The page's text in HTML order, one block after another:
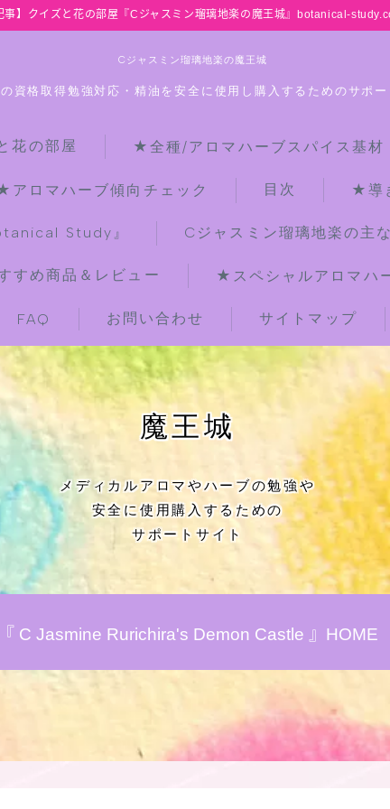
事】クイズと花の部屋『Cジャスミン瑠璃地楽の魔王城』botanical-
Cジャスミン瑠璃地楽の魔王城
資格取得勉強対応・精油を安全に使用し購入するためのサポ
花の部屋 ★全種/アロマハーブスパイス基
アロマハーブ傾向チェック 目次 ★導
Study』 Cジャスミン瑠璃地楽の主
すめ商品＆レビュー ★スペシャルアロマハ
FAQ お問い合わせ サイトマップ
【最新】クイズと花の部屋
★全種/アロマハーブスパイス基材 プ
★アロマ検定＋αクイズ
★アロマハーブ傾向チェック
★導きの階層図/目次
お知らせ
公式ウェブサイト『Botanical Study』
Cジャスミン瑠璃地楽の主な活動先リン
魔王城
メディカルアロマやハーブの勉強や
安全に使用購入するための
サポートサイト
『 C Jasmine Rurichira's Demon Castle 』HOME